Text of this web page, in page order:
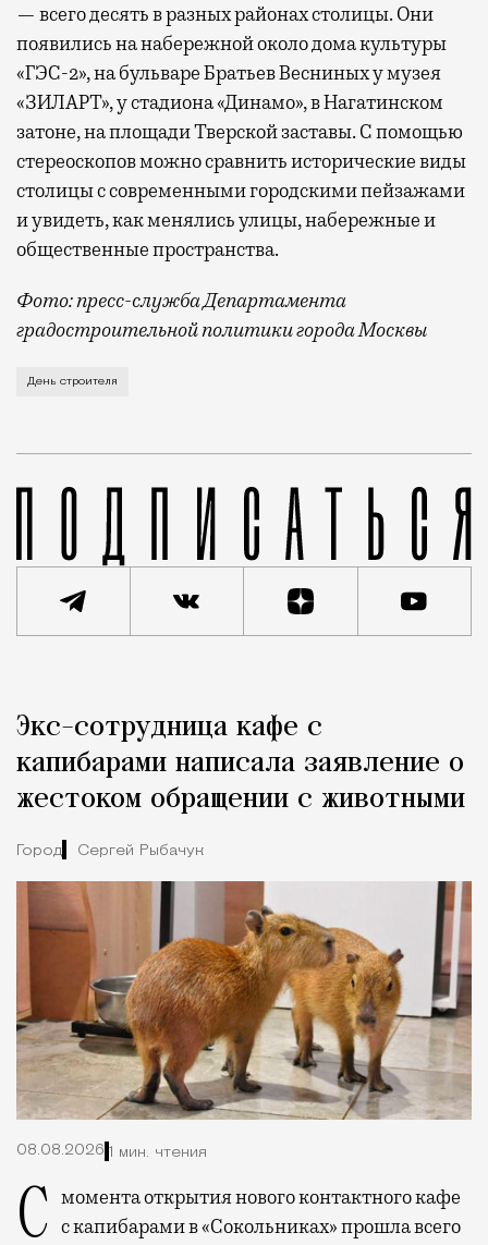
— всего десять в разных районах столицы. Они
появились на набережной около дома культуры
«ГЭС-2», на бульваре Братьев Весниных у музея
«ЗИЛАРТ», у стадиона «Динамо», в Нагатинском
затоне, на площади Тверской заставы. С помощью
стереоскопов можно сравнить исторические виды
столицы с современными городскими пейзажами
и увидеть, как менялись улицы, набережные и
общественные пространства.
Фото: пресс-служба Департамента
градостроительной политики города Москвы
В этом году профессиональный праздник День
День строителя
Город
Экс-сотрудница кафе с
капибарами написала заявление о
жестоком обращении с животными
Город Сергей Рыбачук
08.08.2026 1 мин. чтения
С момента открытия нового контактного кафе с капибарами в «Сокольниках» прошла всего